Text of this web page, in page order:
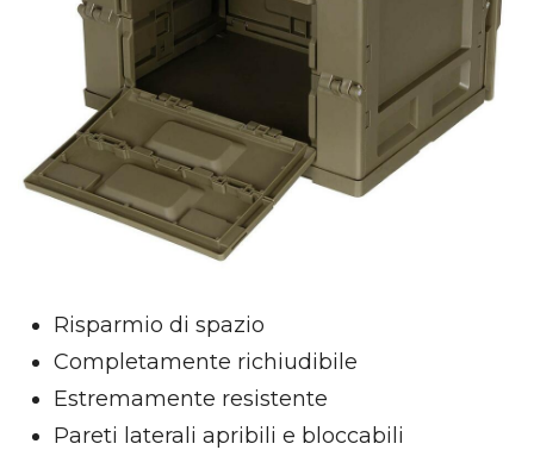
Risparmio di spazio
Completamente richiudibile
Estremamente resistente
Pareti laterali apribili e bloccabili